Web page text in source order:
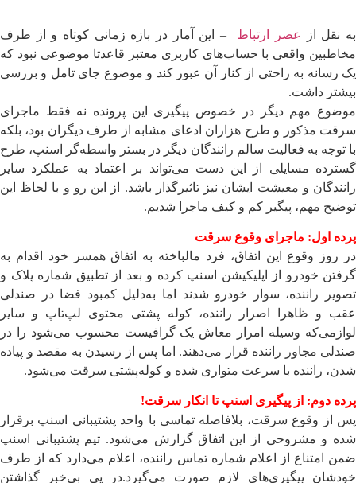
به نقل از عصر ارتباط – این آمار در بازه زمانی کوتاه و از طرف
مخاطبین واقعی با حساب‌های کاربری معتبر قاعدتا موضوعی نبود که
یک رسانه به راحتی از کنار آن عبور کند و موضوع جای تامل و بررسی
بیشتر داشت.
موضوع مهم دیگر در خصوص پیگیری این پرونده نه فقط ماجرای
سرقت مذکور و طرح هزاران ادعای مشابه از طرف دیگران بود، بلکه
با توجه به فعالیت سالم رانندگان دیگر در بستر واسطه‌گر اسنپ، طرح
گسترده مسایلی از این دست می‌تواند بر اعتماد به عملکرد سایر
رانندگان و معیشت ایشان نیز تاثیرگذار باشد. از این رو و با لحاظ این
توضیح مهم، پیگیر کم و کیف ماجرا شدیم.
پرده اول: ماجرای وقوع سرقت
در روز وقوع این اتفاق، فرد مالباخته به اتفاق همسر خود اقدام به
گرفتن خودرو از اپلیکیشن اسنپ کرده و بعد از تطبیق شماره پلاک و
تصویر راننده، سوار خودرو شدند اما به‌دلیل کمبود فضا در صندلی
عقب و ظاهرا اصرار راننده، کوله پشتی محتوی لپ‌تاپ و سایر
لوازمی‌که وسیله امرار معاش یک گرافیست محسوب می‌شود را در
صندلی مجاور راننده قرار می‌دهند. اما پس از رسیدن به مقصد و پیاده
شدن، راننده با سرعت متواری شده و کوله‌پشتی سرقت می‌شود.
پرده دوم: از پیگیری اسنپ تا انکار سرقت!
پس از وقوع سرقت، بلافاصله تماسی با واحد پشتیبانی اسنپ برقرار
شده و مشروحی از این اتفاق گزارش می‌شود. تیم پشتیبانی اسنپ
ضمن امتناع از اعلام شماره تماس راننده، اعلام می‌دارد که از طرف
خودشان پیگیری‌های لازم صورت می‌گیرد.در پی بی‌خبر گذاشتن